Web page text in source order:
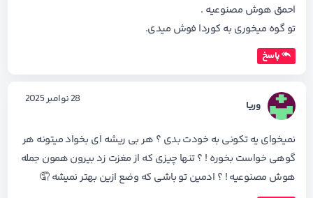
احمق هوش مصنوعیه .
تو گوه میخوری به کوردا فوش میدی.
پاسخ
وریا 28 نوامبر 2025
نمیخوای یه تکونی به خودت بدی ؟ هر بی ریشه ای بخواد میتونه هر
گوهی خواست بخوره ! ؟ تنها چیزی که از مغزت زد بیرون همون جمله
هوش مصنوعیه ! ؟ ادمین تو باشی که وضع ازین بهتر نمیشه 🤦